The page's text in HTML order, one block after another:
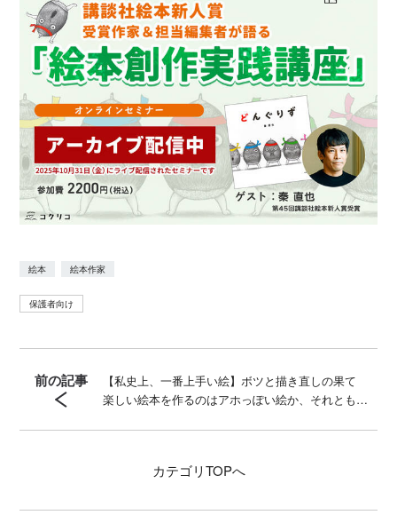
『みそこちゃん』（あかね書房）、「どろろんびょうい
ん」シリーズ（作・苅田澄子 金の星社）、『まあちゃ
んとりすのふゆじたく』（アリス館）、『かたつむりく
ん』（風濤社）、『おもちのかみさま』『よつばのおは
なし』（佼成出版社）、『おとうさんのこわいはなし』
（岩崎書店）、『セイロウさん』（WAVE出版）など、装
画・挿絵に『にゃんともクラブ』（作・竹下文子 小峰
書店）などがある。
絵本 絵本作家
保護者向け
前の記事
【私史上、一番上手い絵】ボツと描き直しの果て
楽しい絵本を作るのはアホっぽい絵か、それとも…
カテゴリTOPへ